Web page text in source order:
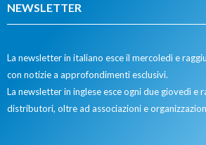
NEWSLETTER
La newsletter in italiano esce il mercoledì e
con notizie a approfondimenti esclusivi.
La newsletter in inglese esce ogni due giovedì e
distributori, oltre ad associazioni e